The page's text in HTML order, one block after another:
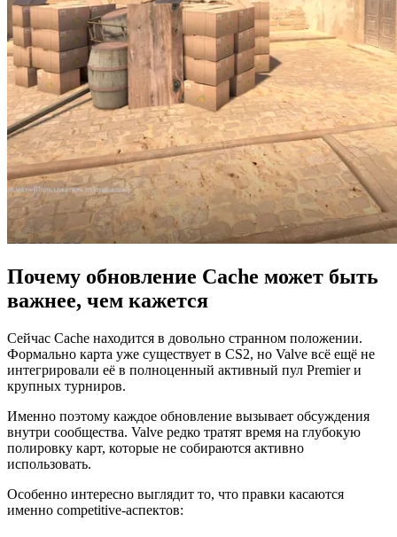
Почему обновление Cache может быть
важнее, чем кажется
Сейчас Cache находится в довольно странном положении.
Формально карта уже существует в CS2, но Valve всё ещё не
интегрировали её в полноценный активный пул Premier и
крупных турниров.
Именно поэтому каждое обновление вызывает обсуждения
внутри сообщества. Valve редко тратят время на глубокую
полировку карт, которые не собираются активно
использовать.
Особенно интересно выглядит то, что правки касаются
именно competitive-аспектов: